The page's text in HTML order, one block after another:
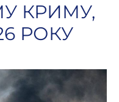
КРИМУ,
РОКУ